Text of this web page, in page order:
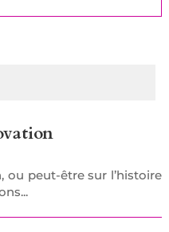
ou peut-être sur l’histoire